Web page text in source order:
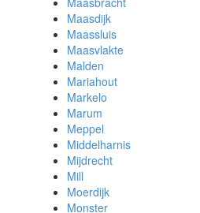
Maasdijk
Maassluis
Maasvlakte
Malden
Mariahout
Markelo
Marum
Meppel
Middelharnis
Mijdrecht
Mill
Moerdijk
Monster